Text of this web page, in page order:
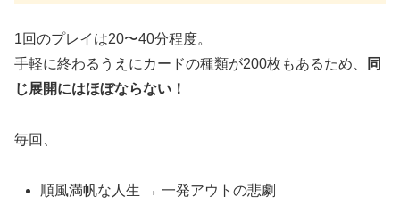
1回のプレイは20〜40分程度。
手軽に終わるうえにカードの種類が200枚もあるため、
同
じ展開にはほぼならない！
毎回、
順風満帆な人生 → 一発アウトの悲劇